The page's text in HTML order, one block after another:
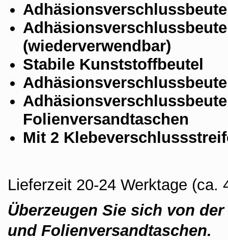
(wiederverwendbar)
Stabile Kunststoffbeutel
Folienversandtaschen
Mit 2
Lieferzeit 20-24 Werktage (ca.
Überzeugen Sie sich von
und Folienversandtaschen.